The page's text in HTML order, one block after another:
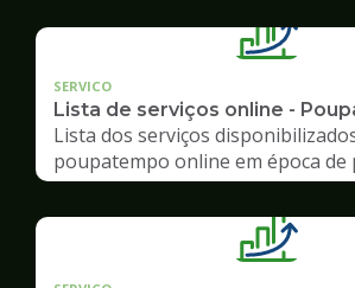
SERVICO
Lista de serviços online -
Lista dos serviços
poupatempo online em época de